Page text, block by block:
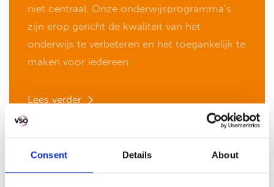
Consent Details About
niet centraal. Onze onderwijsprogramma’s
zijn erop gericht de kwaliteit van het
onderwijs te verbeteren en het toegankelijk te
maken voor iedereen.
Lees verder